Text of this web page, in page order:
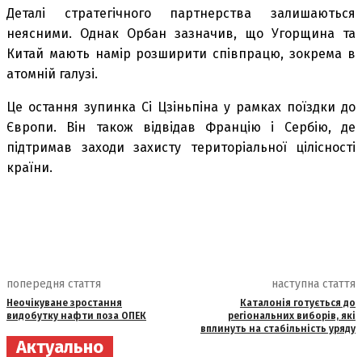
Деталі стратегічного партнерства залишаються
неясними. Однак Орбан зазначив, що Угорщина та
Китай мають намір розширити співпрацю, зокрема в
атомній галузі.
Це остання зупинка Сі Цзіньпіна у рамках поїздки до
Європи. Він також відвідав Францію і Сербію, де
підтримав заходи захисту територіальної цілісності
країни.
попередня стаття
Неочікуване зростання
видобутку нафти поза ОПЕК
наступна стаття
Каталонія готується до
регіональних виборів, які
вплинуть на стабільність уряду
Актуально